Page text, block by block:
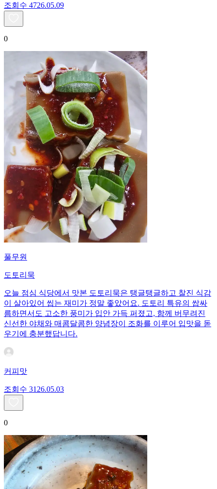
조회수 4726.05.09
0
풀무원
도토리묵
오늘 점심 식당에서 맛본 도토리묵은 탱글탱글하고 찰진 식감
이 살아있어 씹는 재미가 정말 좋았어요. 도토리 특유의 쌉싸
름하면서도 고소한 풍미가 입안 가득 퍼졌고, 함께 버무려진
신선한 야채와 매콤달콤한 양념장이 조화를 이루어 입맛을 돋
우기에 충분했답니다.
커피맛
조회수 31 26.05.03
0